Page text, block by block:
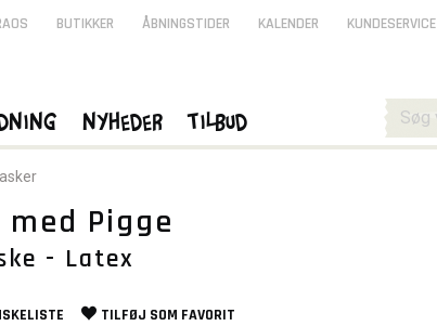
med Pigge
- Latex
TILFØJ SOM FAVORIT
BUTIKKER ÅBNINGSTIDER KALENDER KUNDESERVICE
Nyheder Tilbud